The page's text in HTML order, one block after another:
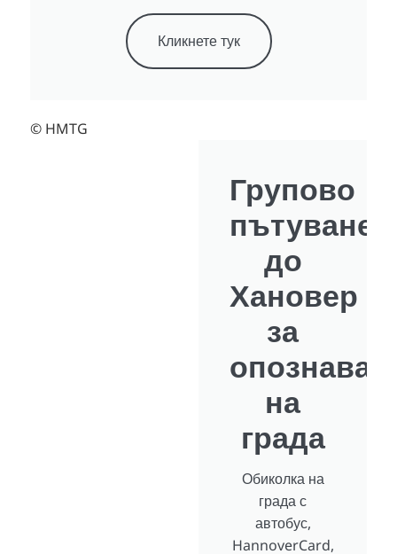
Кликнете тук
© HMTG
Групово
пътуване
до
Хановер
за
на
града
Обиколка на
града с
автобус,
HannoverCard,